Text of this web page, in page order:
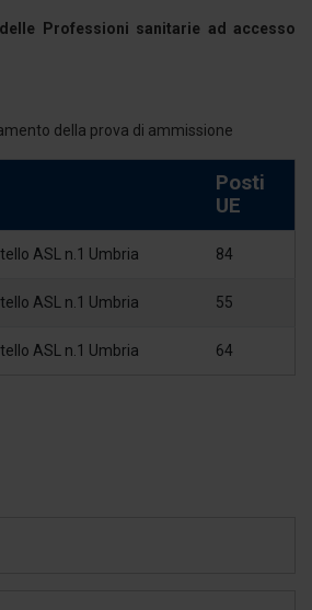
Professioni sanitarie ad accesso
della prova di ammissione
Posti
UE
ASL n.1 Umbria 84
ASL n.1 Umbria 55
ASL n.1 Umbria 64